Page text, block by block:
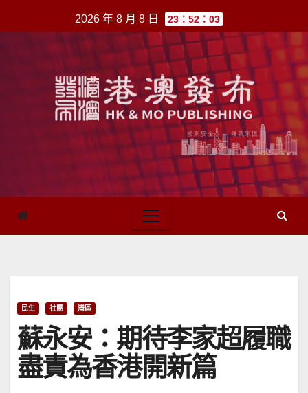
至
2026 年 8 月 8 日 23：52：03
民生 社團 灣區
蘇永安：期待李家超履職
盡責為香港開新篇